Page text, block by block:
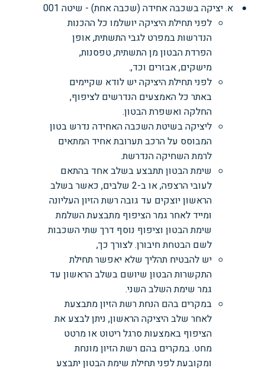
א. יציקה בשכבה אחידה (שכבה אחת) - שיטה 001
לפני תחילת היציקה יושלמו כל ההכנות
הנדרשות במפרט לגבי התשתית, אופן
הפרדת הבטון מן התשתית, טפסנות,
מישקים, אבזרים וכד,.
לפני תחילת היציקה יש לודא שקיימים
באתר כל האמצעים הנדרשים לציפוף,
החלקה ואשפרת הבטון.
ליציקה בשיטת השכבה האחידה נדרש בטון
המבוסס על הרכב תערובת אחיד המתאים
לרמת השחיקה הנדרשת.
שימת הבטון תתבצע בשלב אחד בהתאם
לעובי הרצפה, או ב-2 שלבים, כאשר בשלב
הראשון יוצקים עד גובה רשת הזיון העליונה
ומייד לאחר גמר הציפוף מתבצעת השלמת
שימת הבטון וציפוף נוסף דרך שתי השכבות
לשם הבטחת חיבורן. לצורך כך,
יש להבטיח תהליך שלא יאפשר תחילת
התקשרות הבטון שיושם בשלב הראשון עד
גמר שימת השלב השני.
במקרים בהם הנחת רשת הזיון מתבצעת
לאחר שלב היציקה הראשון, ניתן לבצע את
הציפוף באמצעות סרגל ריטוט או מרטט
מחט. במקרים בהם רשת הזיון מונחת
ומקובעת לפני תחילת שימת הבטון יתבצע